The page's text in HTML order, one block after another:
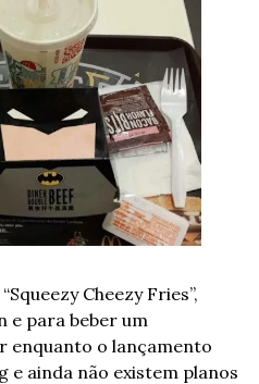
Cheezy Fries”,
e para beber um
enquanto o lançamento
ainda não existem planos